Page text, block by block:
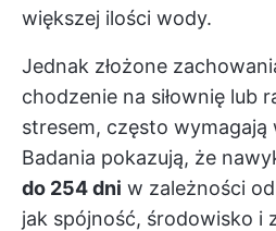
większej ilości wody.
Jednak złożone
chodzenie na siłownię lub
stresem, często wymagają
Badania pokazują, że
do 254 dni w zależności
jak spójność, środowisko i